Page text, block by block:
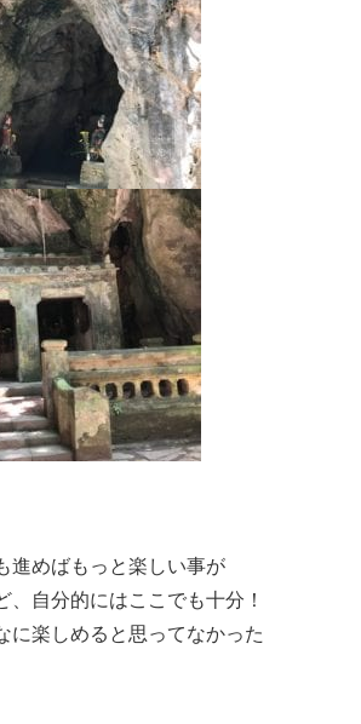
進めばもっと楽しい事が
、自分的にはここでも十分！
に楽しめると思ってなかった